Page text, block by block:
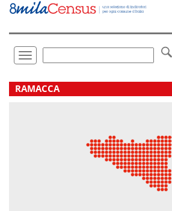
Vai
direttamente
Toggle
navigation
.
RAMACCA